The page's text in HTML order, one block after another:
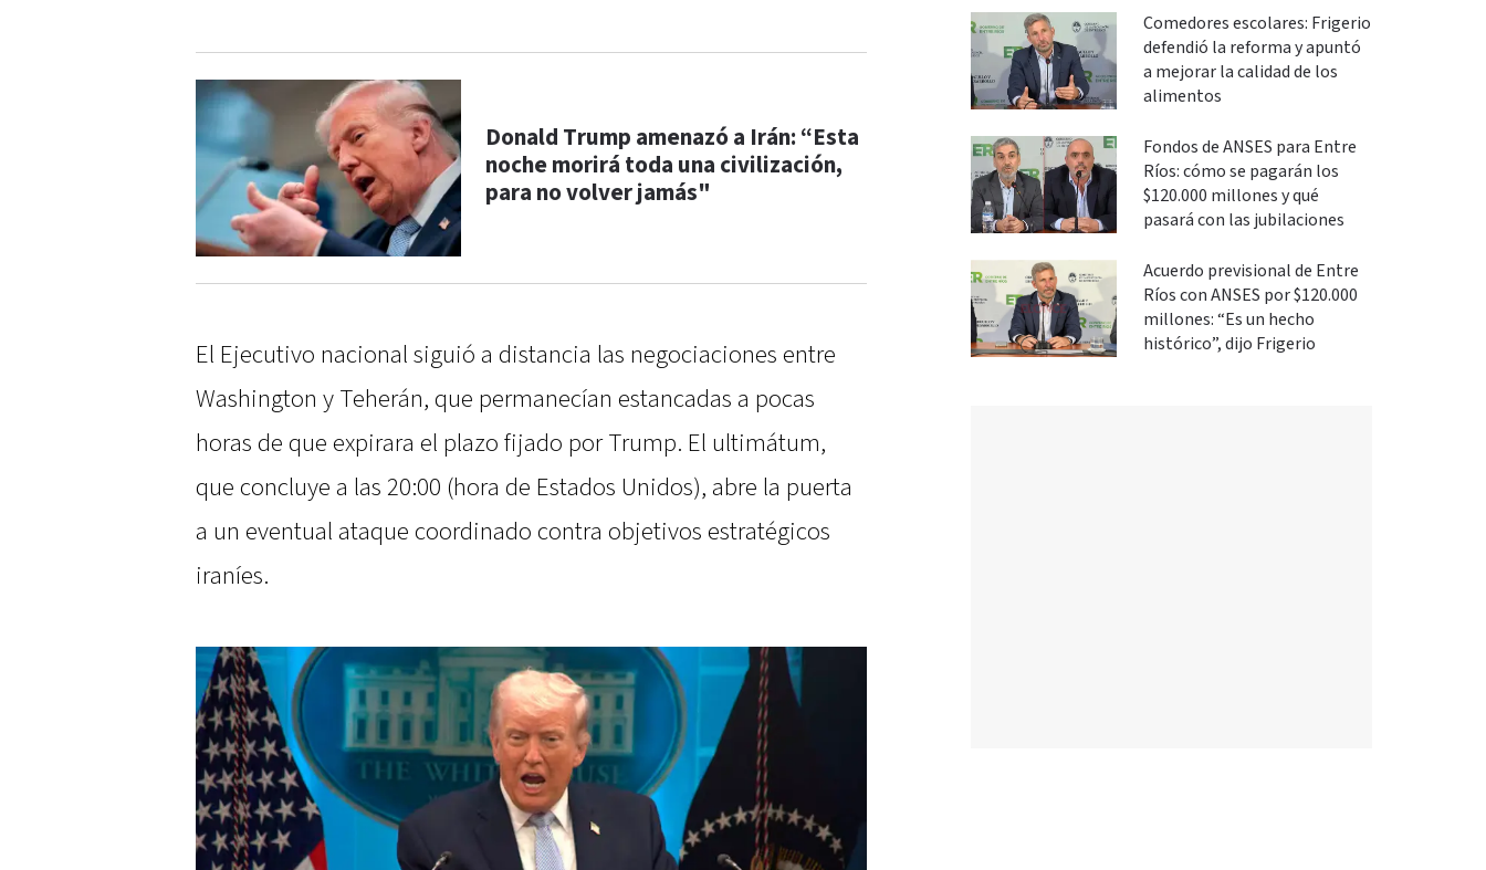
Donald Trump amenazó a Irán: “Esta
noche morirá toda una civilización,
para no volver jamás"
El Ejecutivo nacional siguió a distancia las negociaciones entre
Washington y Teherán, que permanecían estancadas a pocas
horas de que expirara el plazo fijado por Trump. El ultimátum,
que concluye a las 20:00 (hora de Estados Unidos), abre la puerta
a un eventual ataque coordinado contra objetivos estratégicos
iraníes.
Comedores escolares: Frigerio
defendió la reforma y apuntó
a mejorar la calidad de los
alimentos
Fondos de ANSES para Entre
Ríos: cómo se pagarán los
$120.000 millones y qué
pasará con las jubilaciones
Acuerdo previsional de Entre
Ríos con ANSES por $120.000
millones: “Es un hecho
histórico”, dijo Frigerio